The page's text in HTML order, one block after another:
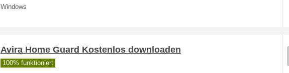
Windows
Avira Home Guard Kostenlos downloaden
100% funktioniert